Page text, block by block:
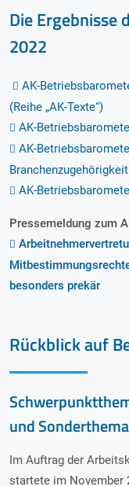
Die Ergebnisse
2022
AK-
(Reihe „AK-Texte“)
AK-
AK-
Branchenzugehörigkeit
AK-
Pressemeldung zum
besonders prekär
Rückblick auf
und
Im Auftrag der
startete im November